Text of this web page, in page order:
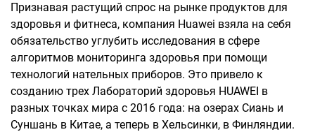
Признавая растущий спрос на рынке продуктов для
здоровья и фитнеса, компания Huawei взяла на себя
обязательство углубить исследования в сфере
алгоритмов мониторинга здоровья при помощи
технологий нательных приборов. Это привело к
созданию трех Лабораторий здоровья HUAWEI в
разных точках мира с 2016 года: на озерах Сиань и
Суншань в Китае, а теперь в Хельсинки, в Финляндии.